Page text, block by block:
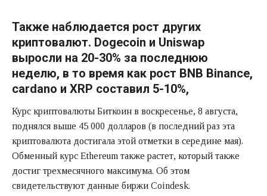
Также наблюдается рост других
криптовалют. Dogecoin и Uniswap
выросли на 20-30% за последнюю
неделю, в то время как рост BNB Binance,
cardano и XRP составил 5-10%,
Курс криптовалюты Биткоин в воскресенье, 8 августа,
поднялся выше 45 000 долларов (в последний раз эта
криптовалюта достигала этой отметки в середине мая).
Обменный курс Ethereum также растет, который также
достиг трехмесячного максимума. Об этом
свидетельствуют данные биржи Coindesk.